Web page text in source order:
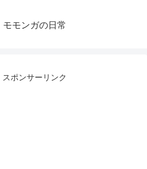
モモンガの日常
スポンサーリンク